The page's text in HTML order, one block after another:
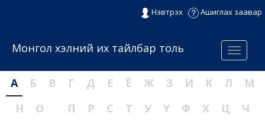
Нэвтрэх Ашиглах заавар
Menu
Монгол хэлний их тайлбар толь
А Б В Г Д Е Ё Ж З И К Л
М
Н
О П Р С Т У Ү Ф Х Ц
Ч